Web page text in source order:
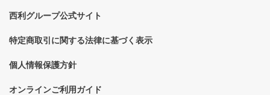
西利グループ公式サイト
特定商取引に関する法律に基づく表示
個人情報保護方針
オンラインご利用ガイド